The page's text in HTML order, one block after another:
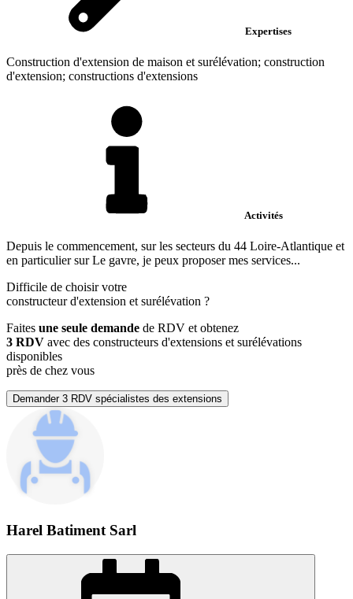
Expertises
Construction d'extension de maison et surélévation; construction
d'extension; constructions d'extensions
Activités
Depuis le commencement, sur les secteurs du 44 Loire-Atlantique et
en particulier sur Le gavre, je peux proposer mes services...
Difficile de choisir votre
constructeur d'extension et surélévation ?
Faites une seule demande de RDV et obtenez
3 RDV avec des constructeurs d'extensions et surélévations
disponibles
près de chez vous
Demander 3 RDV spécialistes des extensions
Harel Batiment Sarl